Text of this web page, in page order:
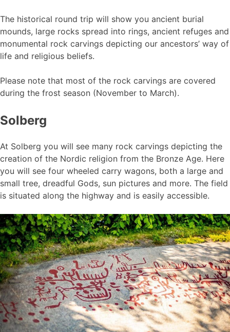
The historical round trip will show you ancient burial
mounds, large rocks spread into rings, ancient refuges and
monumental rock carvings depicting our ancestors’ way of
life and religious beliefs.
Please note that most of the rock carvings are covered
during the frost season (November to March).
Solberg
At Solberg you will see many rock carvings depicting the
creation of the Nordic religion from the Bronze Age. Here
you will see four wheeled carry wagons, both a large and
small tree, dreadful Gods, sun pictures and more. The field
is situated along the highway and is easily accessible.